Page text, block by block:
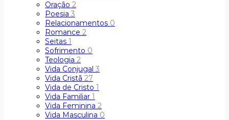
Oração 2
Poesia 3
Relacionamentos 0
Romance 2
Seitas 1
Sofrimento 0
Teologia 2
Vida Conjugal 3
Vida Cristã 27
Vida de Cristo 1
Vida Familiar 1
Vida Feminina 2
Vida Masculina 0